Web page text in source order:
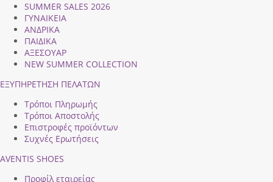
SUMMER SALES 2026
ΓΥΝΑΙΚΕΙΑ
ΑΝΔΡΙΚΑ
ΠΑΙΔΙΚΑ
ΑΞΕΣΟΥΑΡ
NEW SUMMER COLLECTION
ΕΞΥΠΗΡΕΤΗΣΗ ΠΕΛΑΤΩΝ
Τρόποι Πληρωμής
Τρόποι Αποστολής
Επιστροφές προϊόντων
Συχνές Ερωτήσεις
AVENTIS SHOES
Προφίλ εταιρείας